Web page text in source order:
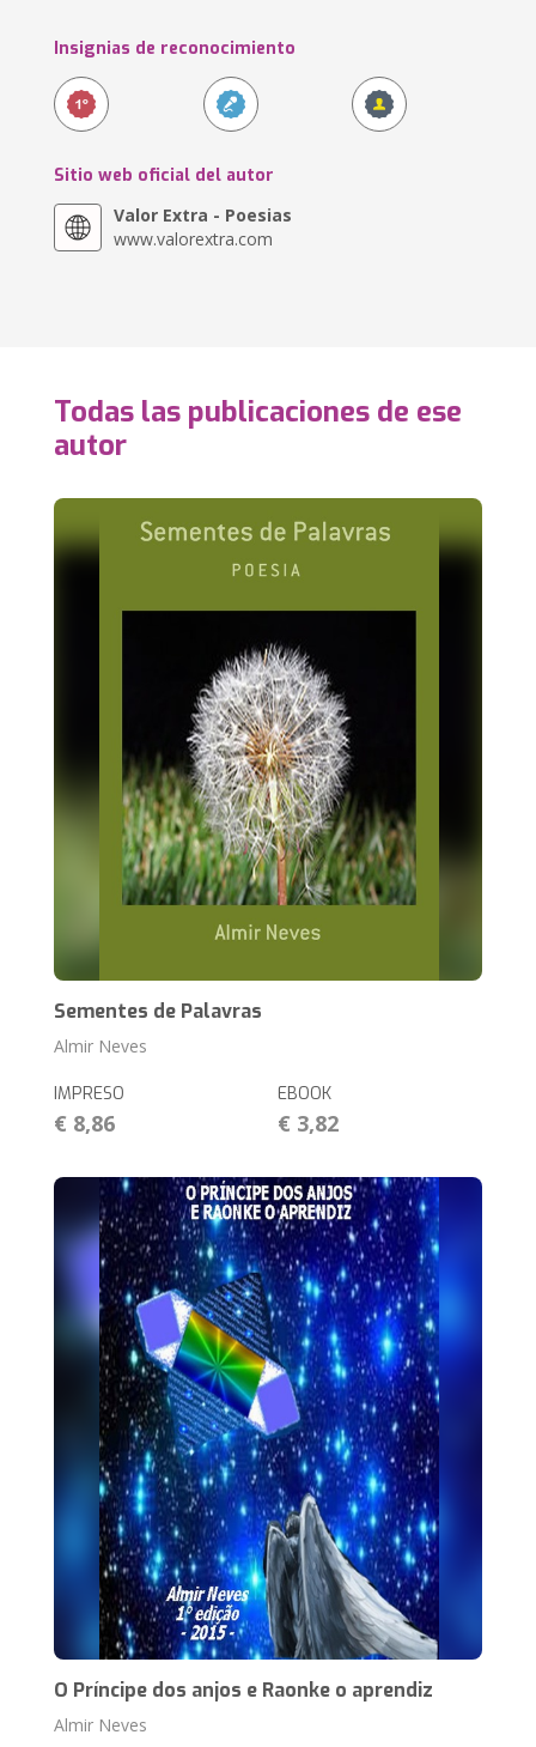
Insignias de reconocimiento
Sitio web oficial del autor
Valor Extra - Poesias
www.valorextra.com
Todas las publicaciones de ese
autor
Sementes de Palavras
Almir Neves
IMPRESO
€ 8,86
EBOOK
€ 3,82
O Príncipe dos anjos e Raonke o aprendiz
Almir Neves